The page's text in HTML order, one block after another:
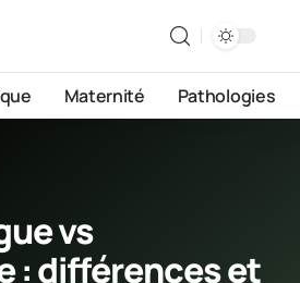
Maternité Pathologies
vs
: différences et